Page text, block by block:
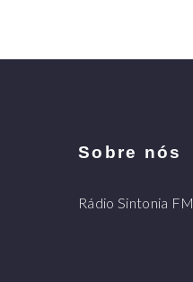
Sobre nós
Rádio Sintonia FM